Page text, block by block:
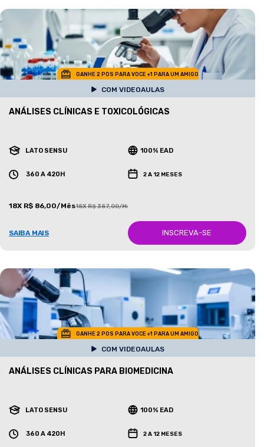
GANHE 2 POS PARA VOCE +1 PARA UM AMIGO
COM VIDEOAULAS
ANÁLISES CLÍNICAS E TOXICOLÓGICAS
LATO SENSU 100% EAD
360 A 420H 2 A 12 MESES
18X R$ 86,00/Mês18X R$ 387,00/Mês
SAIBA MAIS INSCREVA-SE
GANHE 2 POS PARA VOCE +1 PARA UM AMIGO
COM VIDEOAULAS
ANÁLISES CLÍNICAS PARA BIOMEDICINA
LATO SENSU 100% EAD
360 A 420H 2 A 12 MESES